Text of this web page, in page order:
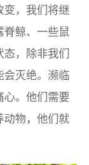
变，我们将继
脊鲸、一些鼠
，除非我们
会灭绝。濒临
心。他们需要
动物，他们就